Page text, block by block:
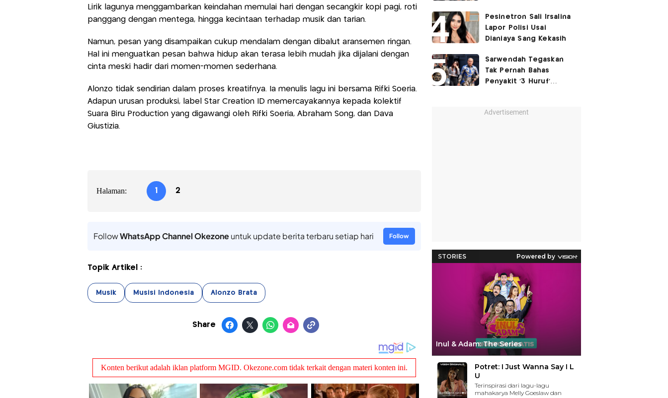
Lirik lagunya menggambarkan keindahan memulai hari dengan secangkir kopi pagi, roti
panggang dengan mentega, hingga kecintaan terhadap musik dan tarian.
Namun, pesan yang disampaikan cukup mendalam dengan dibalut aransemen ringan.
Hal ini menguatkan pesan bahwa hidup akan terasa lebih mudah jika dijalani dengan
cinta meski hadir dari momen-momen sederhana.
Alonzo tidak sendirian dalam proses kreatifnya. Ia menulis lagu ini bersama Rifki Soeria.
Adapun urusan produksi, label Star Creation ID memercayakannya kepada kolektif
Suara Biru Production yang digawangi oleh Rifki Soeria, Abraham Song, dan Dava
Giustizia.
Halaman: 1 2
FollowWhatsApp Channel Okezoneuntuk update berita terbaru setiap hari Follow
Topik Artikel :
Musik Musisi Indonesia Alonzo Brata
Share
Pesinetron Sali Irsalina
Lapor Polisi Usai
Dianiaya Sang Kekasih
Sarwendah Tegaskan
Tak Pernah Bahas
Penyakit '3 Huruf'
Advertisement